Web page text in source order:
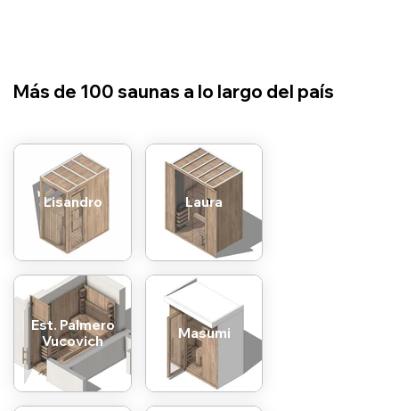
​Más de 100 saunas a lo largo del país
Lisandro Laura
Est. Palmero
Vucovich
Masumi